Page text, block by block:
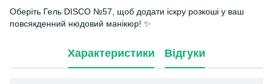
Оберіть Гель DISCO №57, щоб додати іскру розкоші у ваш
повсякденний нюдовий манікюр! ✨
Характеристики Відгуки